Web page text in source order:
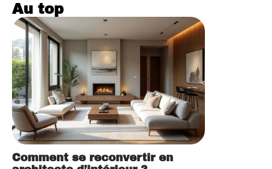
Au top
Comment se reconvertir en